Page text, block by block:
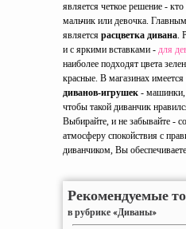
является четкое решение -
мальчик или девочка.
является расцветка дивана.
и с яркими вставками - для
наиболее подходят цвета
красные. В магазинах
диванов-игрушек - машинки,
чтобы такой диванчик
Выбирайте, и не забывайте -
атмосферу спокойствия с
диванчиком, Вы
Рекомендуемые
в рубрике «Диваны»